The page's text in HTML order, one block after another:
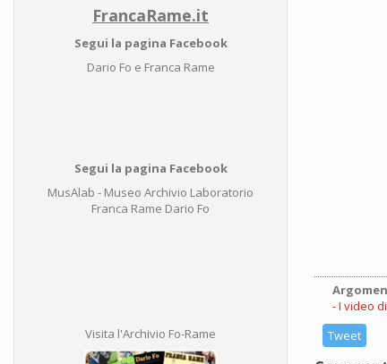
FrancaRame.it
Segui la pagina Facebook
Dario Fo e Franca Rame
Segui la pagina Facebook
MusAlab - Museo Archivio Laboratorio
Franca Rame Dario Fo
Visita l'Archivio Fo-Rame
I video
Tweet